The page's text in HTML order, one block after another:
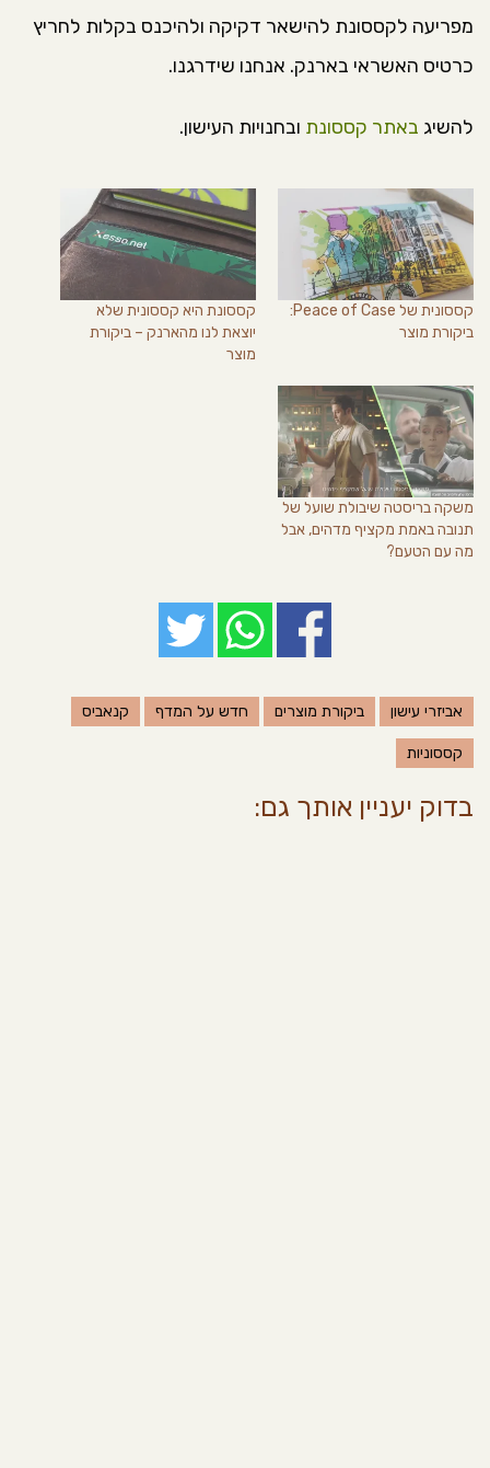
מפריעה לקססונת להישאר דקיקה ולהיכנס בקלות לחריץ
כרטיס האשראי בארנק. אנחנו שידרגנו.
להשיג באתר קססונת ובחנויות העישון.
קססונית של Peace of Case:
ביקורת מוצר
קססונת היא קססונית שלא
יוצאת לנו מהארנק – ביקורת
מוצר
משקה בריסטה שיבולת שועל של
תנובה באמת מקציף מדהים, אבל
מה עם הטעם?
אביזרי עישון ביקורת מוצרים חדש על המדף קנאביס
קססוניות
בדוק יעניין אותך גם: